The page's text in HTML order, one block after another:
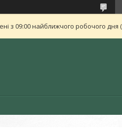
з 09:00 найближчого робочого дня